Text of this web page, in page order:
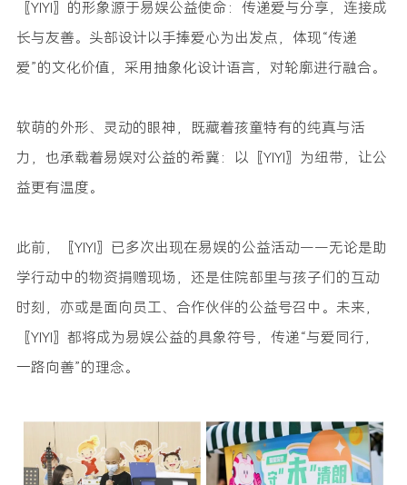
〖YIYI〗的形象源于易娱公益使命：传递爱与分享，连接成
长与友善。头部设计以手捧爱心为出发点，体现“传递
爱”的文化价值，采用抽象化设计语言，对轮廓进行融合。
软萌的外形、灵动的眼神，既藏着孩童特有的纯真与活
力，也承载着易娱对公益的希冀：以〖YIYI〗为纽带，让公
益更有温度。
此前，〖YIYI〗已多次出现在易娱的公益活动——无论是助
学行动中的物资捐赠现场，还是住院部里与孩子们的互动
时刻，亦或是面向员工、合作伙伴的公益号召中。未来，
〖YIYI〗都将成为易娱公益的具象符号，传递“与爱同行，
一路向善”的理念。